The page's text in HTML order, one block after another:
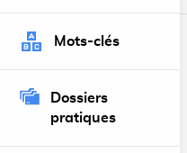
Mots-clés
Dossiers
pratiques